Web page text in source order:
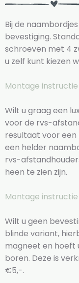
Bij de
bevestiging.
schroeven met 4
u zelf kunt kiezen
Montage
Wilt u graag een
voor de rvs-
resultaat voor
een helder
rvs-
heen te zien zijn.
Montage
Wilt u geen
blinde variant,
magneet en hoeft
boren. Deze is
€5,-.